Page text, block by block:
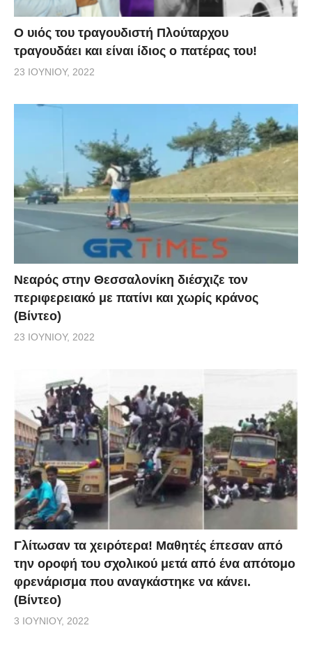
O υιός του τραγουδιστή Πλούταρχου
τραγουδάει και είναι ίδιος ο πατέρας του!
23 ΙΟΥΝΊΟΥ, 2022
Νεαρός στην Θεσσαλονίκη διέσχιζε τον
περιφερειακό με πατίνι και χωρίς κράνος
(Βίντεο)
23 ΙΟΥΝΊΟΥ, 2022
Γλίτωσαν τα χειρότερα! Μαθητές έπεσαν από
την οροφή του σχολικού μετά από ένα απότομο
φρενάρισμα που αναγκάστηκε να κάνει.
(Βίντεο)
3 ΙΟΥΝΊΟΥ, 2022